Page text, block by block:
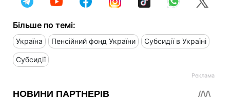
Більше по темі:
Україна Пенсійний фонд України Субсидії в Україні
Субсидії